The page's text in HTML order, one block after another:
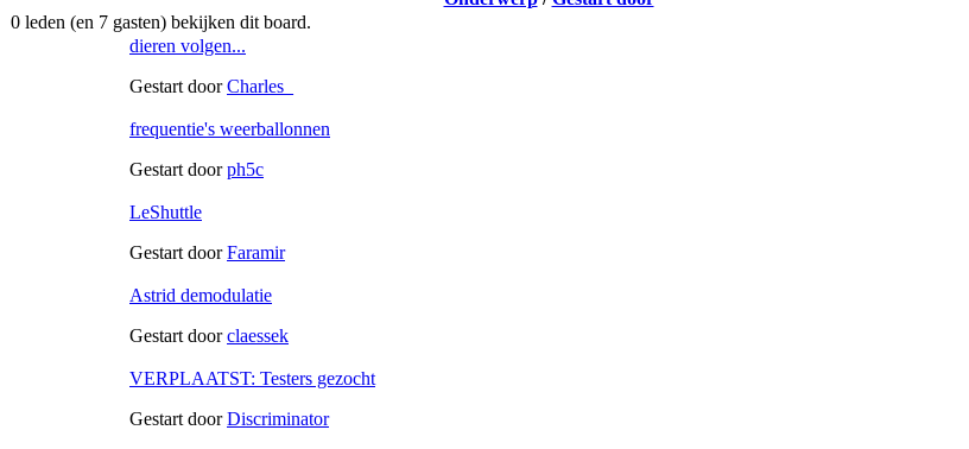
0 leden (en 7 gasten) bekijken dit board.
dieren volgen...
Gestart doorCharles_
frequentie's weerballonnen
Gestart doorph5c
LeShuttle
Gestart doorFaramir
Astrid demodulatie
Gestart doorclaessek
VERPLAATST: Testers gezocht
Gestart doorDiscriminator